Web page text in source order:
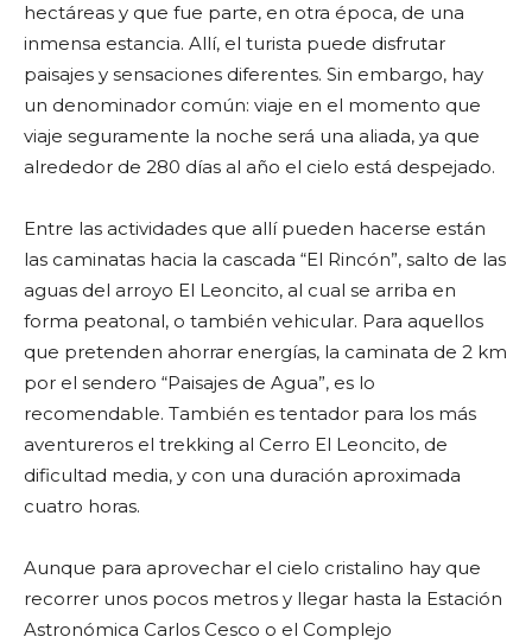
hectáreas y que fue parte, en otra época, de una
inmensa estancia. Allí, el turista puede disfrutar
paisajes y sensaciones diferentes. Sin embargo, hay
un denominador común: viaje en el momento que
viaje seguramente la noche será una aliada, ya que
alrededor de 280 días al año el cielo está despejado.
Entre las actividades que allí pueden hacerse están
las caminatas hacia la cascada “El Rincón”, salto de las
aguas del arroyo El Leoncito, al cual se arriba en
forma peatonal, o también vehicular. Para aquellos
que pretenden ahorrar energías, la caminata de 2 km
por el sendero “Paisajes de Agua”, es lo
recomendable. También es tentador para los más
aventureros el trekking al Cerro El Leoncito, de
dificultad media, y con una duración aproximada
cuatro horas.
Aunque para aprovechar el cielo cristalino hay que
recorrer unos pocos metros y llegar hasta la Estación
Astronómica Carlos Cesco o el Complejo